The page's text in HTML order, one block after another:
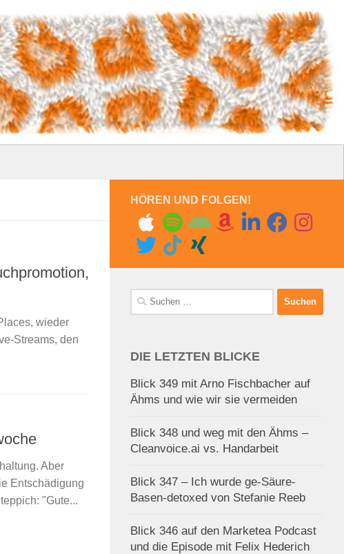
wieder
Streams, den
Aber
Entschädigung
"Gute...
HÖREN UND FOLGEN!
Suchen
nach:
DIE LETZTEN BLICKE
Blick 349 mit Arno Fischbacher auf
Ähms und wie wir sie vermeiden
Blick 348 und weg mit den Ähms –
Cleanvoice.ai vs. Handarbeit
Blick 347 – Ich wurde ge-Säure-
Basen-detoxed von Stefanie Reeb
Blick 346 auf den Marketea Podcast
und die Episode mit Felix Hederich